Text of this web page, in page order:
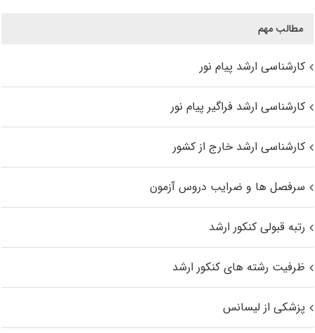
مطالب مهم
کارشناسی ارشد پیام نور
کارشناسی ارشد فراگیر پیام نور
کارشناسی ارشد خارج از کشور
سرفصل ها و ضرایب دروس آزمون
رتبه قبولی کنکور ارشد
ظرفیت رشته های کنکور ارشد
پزشکی از لیسانس